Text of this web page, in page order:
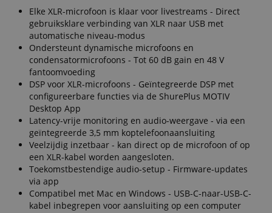
Elke XLR-microfoon is klaar voor livestreams - Direct
gebruiksklare verbinding van XLR naar USB met
automatische niveau-modus
Ondersteunt dynamische microfoons en
condensatormicrofoons - Tot 60 dB gain en 48 V
fantoomvoeding
DSP voor XLR-microfoons - Geïntegreerde DSP met
configureerbare functies via de ShurePlus MOTIV
Desktop App
Latency-vrije monitoring en audio-weergave - via een
geïntegreerde 3,5 mm koptelefoonaansluiting
Veelzijdig inzetbaar - kan direct op de microfoon of op
een XLR-kabel worden aangesloten.
Toekomstbestendige audio-setup - Firmware-updates
via app
Compatibel met Mac en Windows - USB-C-naar-USB-C-
kabel inbegrepen voor aansluiting op een computer